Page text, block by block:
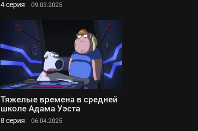
4 серия 09.03.2025
Тяжелые времена в средней
школе Адама Уэста
8 серия 06.04.2025